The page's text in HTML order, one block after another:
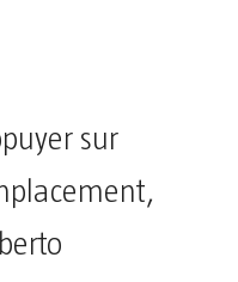
sur